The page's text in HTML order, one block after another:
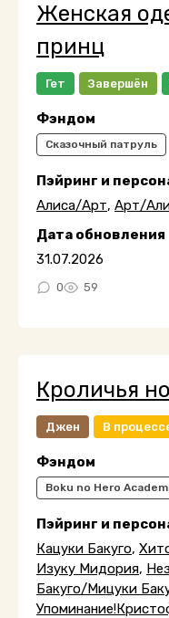
Женская
принц
Гет Завершён
Фэндом
Сказочный патруль
Пэйринг и
Алиса/Арт, Арт/
Дата обновления
31.07.2026
0 59
Кроличья
Джен В
Фэндом
Boku no Hero
Пэйринг и
Кацуки Бакуго,
Изуку Мидория,
Бакуго/Мицуки